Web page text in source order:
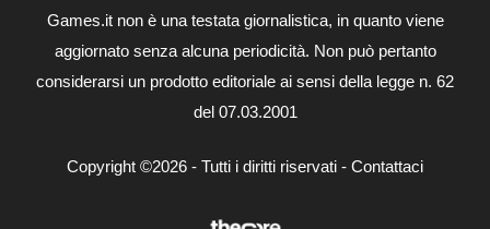
Games.it non è una testata giornalistica, in quanto viene
aggiornato senza alcuna periodicità. Non può pertanto
considerarsi un prodotto editoriale ai sensi della legge n. 62
del 07.03.2001
Copyright ©2026 - Tutti i diritti riservati - Contattaci